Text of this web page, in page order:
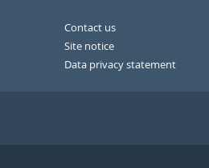
Contact us
Site notice
Data privacy statement